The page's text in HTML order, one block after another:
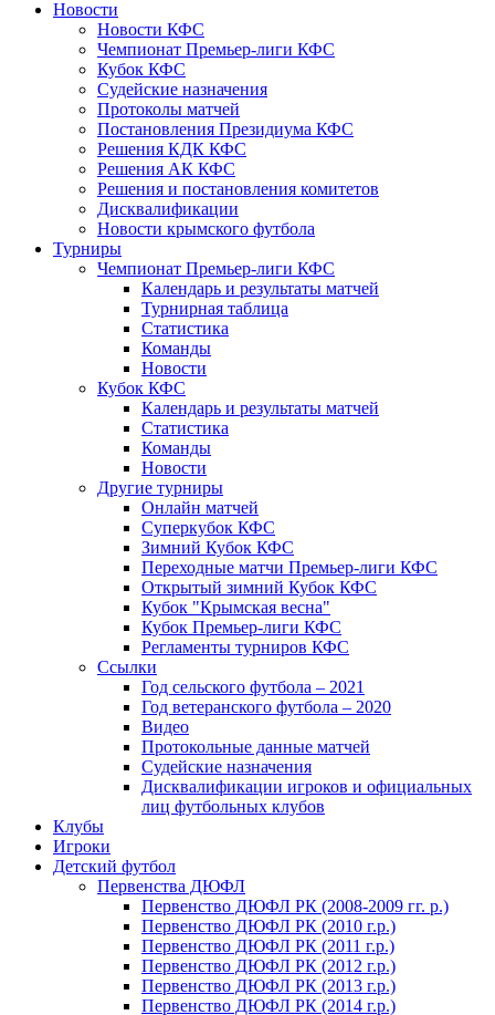
Новости
Новости КФС
Чемпионат Премьер-лиги КФС
Кубок КФС
Судейские назначения
Протоколы матчей
Постановления Президиума КФС
Решения КДК КФС
Решения АК КФС
Решения и постановления комитетов
Дисквалификации
Новости крымского футбола
Турниры
Чемпионат Премьер-лиги КФС
Календарь и результаты матчей
Турнирная таблица
Статистика
Команды
Новости
Кубок КФС
Календарь и результаты матчей
Статистика
Команды
Новости
Другие турниры
Онлайн матчей
Суперкубок КФС
Зимний Кубок КФС
Переходные матчи Премьер-лиги КФС
Открытый зимний Кубок КФС
Кубок "Крымская весна"
Кубок Премьер-лиги КФС
Регламенты турниров КФС
Ссылки
Год сельского футбола – 2021
Год ветеранского футбола – 2020
Видео
Протокольные данные матчей
Судейские назначения
Дисквалификации игроков и официальных
лиц футбольных клубов
Клубы
Игроки
Детский футбол
Первенства ДЮФЛ
Первенство ДЮФЛ РК (2008-2009 гг. р.)
Первенство ДЮФЛ РК (2010 г.р.)
Первенство ДЮФЛ РК (2011 г.р.)
Первенство ДЮФЛ РК (2012 г.р.)
Первенство ДЮФЛ РК (2013 г.р.)
Первенство ДЮФЛ РК (2014 г.р.)